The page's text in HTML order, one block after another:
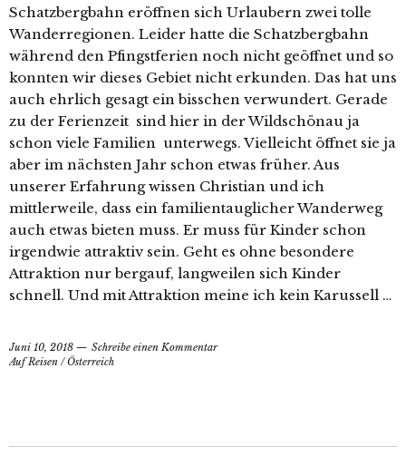
Schatzbergbahn eröffnen sich Urlaubern zwei tolle
Wanderregionen. Leider hatte die Schatzbergbahn
während den Pfingstferien noch nicht geöffnet und so
konnten wir dieses Gebiet nicht erkunden. Das hat uns
auch ehrlich gesagt ein bisschen verwundert. Gerade
zu der Ferienzeit sind hier in der Wildschönau ja
schon viele Familien unterwegs. Vielleicht öffnet sie ja
aber im nächsten Jahr schon etwas früher. Aus
unserer Erfahrung wissen Christian und ich
mittlerweile, dass ein familientauglicher Wanderweg
auch etwas bieten muss. Er muss für Kinder schon
irgendwie attraktiv sein. Geht es ohne besondere
Attraktion nur bergauf, langweilen sich Kinder
schnell. Und mit Attraktion meine ich kein Karussell …
Juni 10, 2018
Schreibe einen Kommentar
Auf Reisen /Österreich